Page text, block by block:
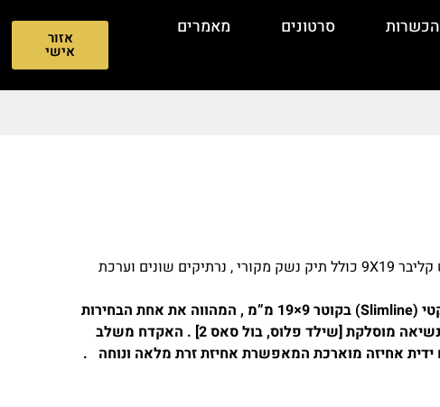
הכשרות סרטונים
מאמרים
אזור
אישי
אקדח GLOCK 43X במצב מעולה כחדש קליבר 9X19 כולל תיק נשק מקורי , נרתיקים שונים וערכת
Glock 43X הוא אקדח מיקרו – קומפקטי (Slimline) בקוטר 9×19 מ”מ , המהווה את אחת הבחירות
הנפוצות ביותר בעולם להגנה עצמית ונשיאה מוסלקת [שילד פלוס, בול סאס 2] . האקדח משלב